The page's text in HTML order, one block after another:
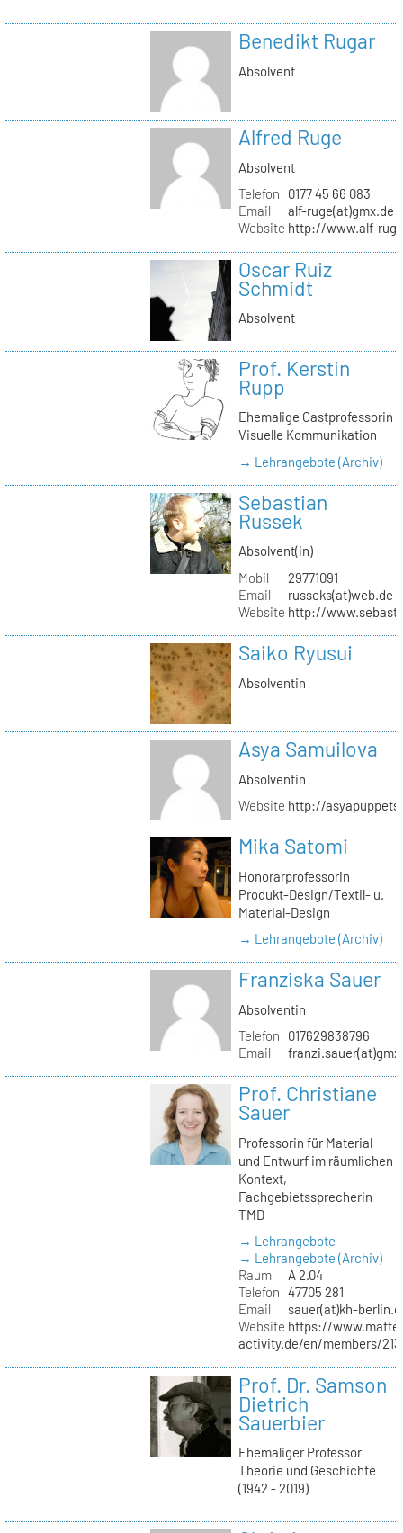
Benedikt Rugar
Absolvent
Alfred Ruge
Absolvent
Telefon
0177 45 66 083
Email
alf-ruge(at)gmx.de
Website http://www.alf-
Oscar Ruiz
Schmidt
Absolvent
Prof. Kerstin
Rupp
Ehemalige Gastprofessorin
Visuelle Kommunikation
→ Lehrangebote (Archiv)
Sebastian
Russek
Absolvent(in)
Mobil
29771091
Email
russeks(at)web.de
Website http://
Saiko Ryusui
Absolventin
Asya Samuilova
Absolventin
Website http://
Mika Satomi
Honorarprofessorin
Produkt-Design/Textil- u.
Material-Design
→ Lehrangebote (Archiv)
Franziska Sauer
Absolventin
Telefon
017629838796
Email
Prof. Christiane
Sauer
Professorin für Material
und Entwurf im räumlichen
Kontext,
Fachgebietssprecherin
TMD
→ Lehrangebote
→ Lehrangebote (Archiv)
Raum
A 2.04
Telefon 47705 281
Email
sauer(at)kh-
Website https://
activity.de/en/members/
Prof. Dr. Samson
Dietrich
Sauerbier
Ehemaliger Professor
Theorie und Geschichte
(1942 - 2019)